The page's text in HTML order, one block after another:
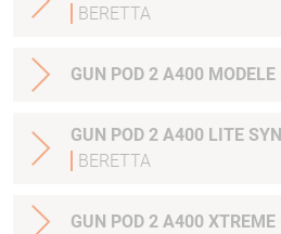
BERETTA
GUN POD 2 A400 MODELE
GUN POD 2 A400 LITE
BERETTA
GUN POD 2 A400